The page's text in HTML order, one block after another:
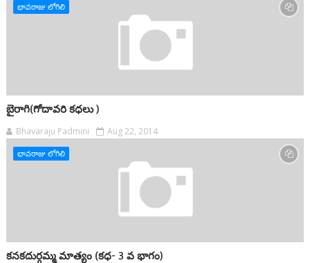
భావరాజు లోగిలి
బైరాగి(గోదావరి కధలు )
Bhavaraju Padmini Aug 22, 2014
భావరాజు లోగిలి
కనకదుర్గమ్మ మాత్యం (కధ- 3 వ భాగం)